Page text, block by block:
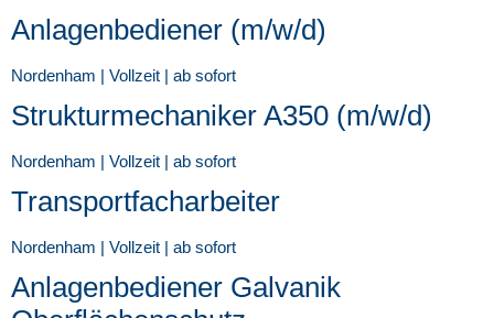
Anlagenbediener (m/w/d)
Nordenham | Vollzeit | ab sofort
Strukturmechaniker A350 (m/w/d)
Nordenham | Vollzeit | ab sofort
Transportfacharbeiter
Nordenham | Vollzeit | ab sofort
Anlagenbediener Galvanik